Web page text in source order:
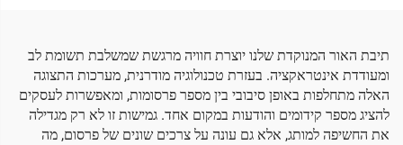
תיבת האור המנוקדת שלנו יוצרת חוויה מרגשת שמשלבת תשומת לב
ומעודדת אינטראקציה. בעזרת טכנולוגיה מודרנית, מערכות התצוגה
האלה מתחלפות באופן סיבובי בין מספר פרסומות, ומאפשרות לעסקים
להציג מספר קידומים והודעות במקום אחד. גמישות זו לא רק מגדילה
את החשיפה למותג, אלא גם עונה על צרכים שונים של פרסום, מה